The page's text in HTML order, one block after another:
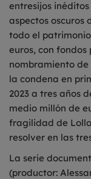
entresijos
aspectos oscuros
todo el
euros, con fondos
nombramiento
la condena en
2023 a tres años
medio millón de
fragilidad de
resolver en las
La serie
(productor: